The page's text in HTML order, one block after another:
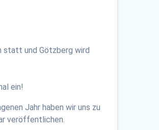
statt und Götzberg wird
ein!
Jahr haben wir uns zu
veröffentlichen.